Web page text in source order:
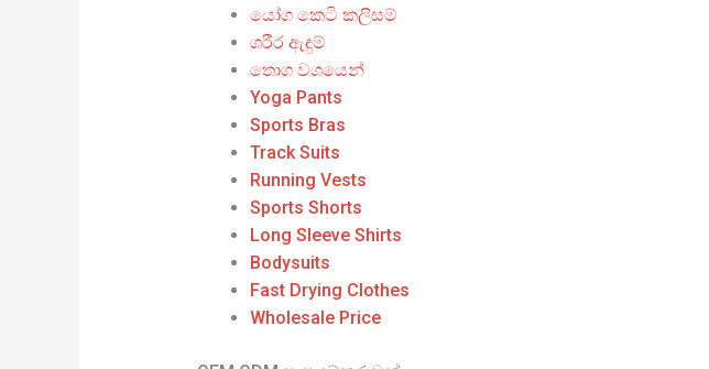
යෝග කෙටි කලිසම්
ශරීර ඇඳුම්
තොග වශයෙන්
Yoga Pants
Sports Bras
Track Suits
Running Vests
Sports Shorts
Long Sleeve Shirts
Bodysuits
Fast Drying Clothes
Wholesale Price